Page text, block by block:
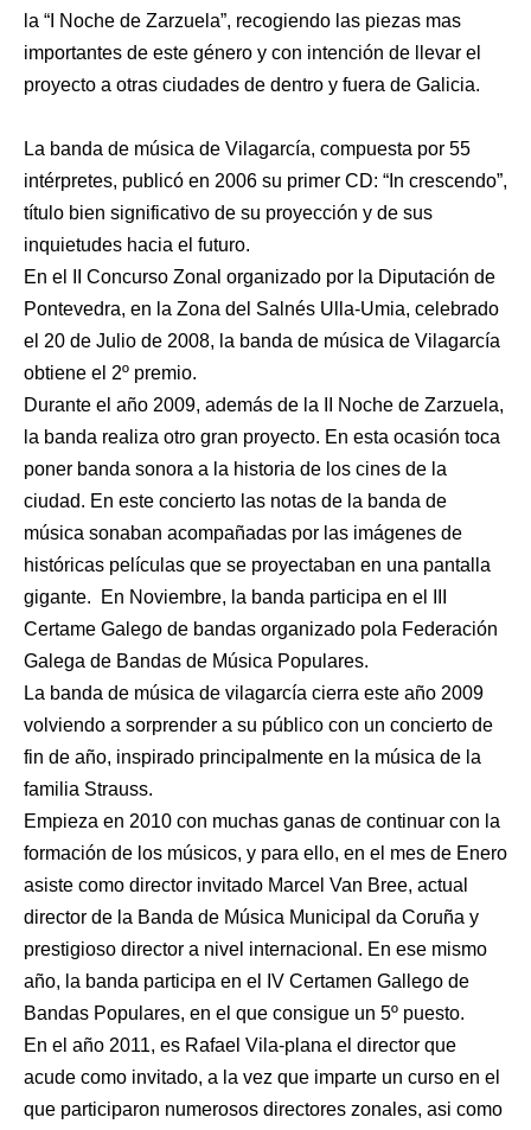
la “I Noche de Zarzuela”, recogiendo las piezas mas
importantes de este género y con intención de llevar el
proyecto a otras ciudades de dentro y fuera de Galicia.
La banda de música de Vilagarcía, compuesta por 55
intérpretes, publicó en 2006 su primer CD: “In crescendo”,
título bien significativo de su proyección y de sus
inquietudes hacia el futuro.
En el II Concurso Zonal organizado por la Diputación de
Pontevedra, en la Zona del Salnés Ulla-Umia, celebrado
el 20 de Julio de 2008, la banda de música de Vilagarcía
obtiene el 2º premio.
Durante el año 2009, además de la II Noche de Zarzuela,
la banda realiza otro gran proyecto. En esta ocasión toca
poner banda sonora a la historia de los cines de la
ciudad. En este concierto las notas de la banda de
música sonaban acompañadas por las imágenes de
históricas películas que se proyectaban en una pantalla
gigante. En Noviembre, la banda participa en el III
Certame Galego de bandas organizado pola Federación
Galega de Bandas de Música Populares.
La banda de música de vilagarcía cierra este año 2009
volviendo a sorprender a su público con un concierto de
fin de año, inspirado principalmente en la música de la
familia Strauss.
Empieza en 2010 con muchas ganas de continuar con la
formación de los músicos, y para ello, en el mes de Enero
asiste como director invitado Marcel Van Bree, actual
director de la Banda de Música Municipal da Coruña y
prestigioso director a nivel internacional. En ese mismo
año, la banda participa en el IV Certamen Gallego de
Bandas Populares, en el que consigue un 5º puesto.
En el año 2011, es Rafael Vila-plana el director que
acude como invitado, a la vez que imparte un curso en el
que participaron numerosos directores zonales, asi como